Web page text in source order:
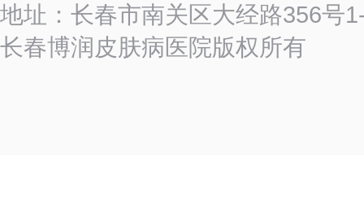
地址：长春市南关区大经路356号
长春博润皮肤病医院版权所有